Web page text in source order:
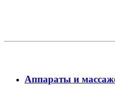
Аппараты и